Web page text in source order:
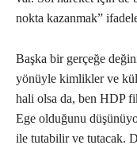
nokta kazanmak”
Başka bir gerçeğe
yönüyle kimlikler ve
hali olsa da, ben HDP
Ege olduğunu
ile tutabilir ve tutacak.